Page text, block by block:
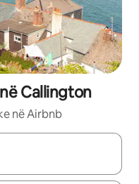
Callington
në Airbnb
lëviz me butonat e